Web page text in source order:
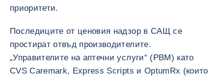
приоритети.
Последиците от ценовия надзор в САЩ се
простират отвъд производителите.
„Управителите на аптечни услуги“ (PBM) като
CVS Caremark, Express Scripts и OptumRx (които